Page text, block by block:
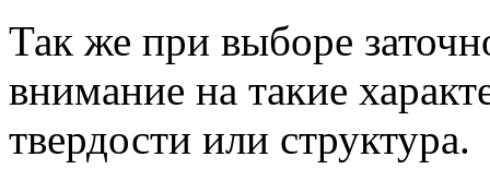
Так же при выборе
внимание на такие
твердости или структура.